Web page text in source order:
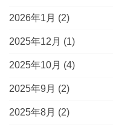
2026年1月 (2)
2025年12月 (1)
2025年10月 (4)
2025年9月 (2)
2025年8月 (2)